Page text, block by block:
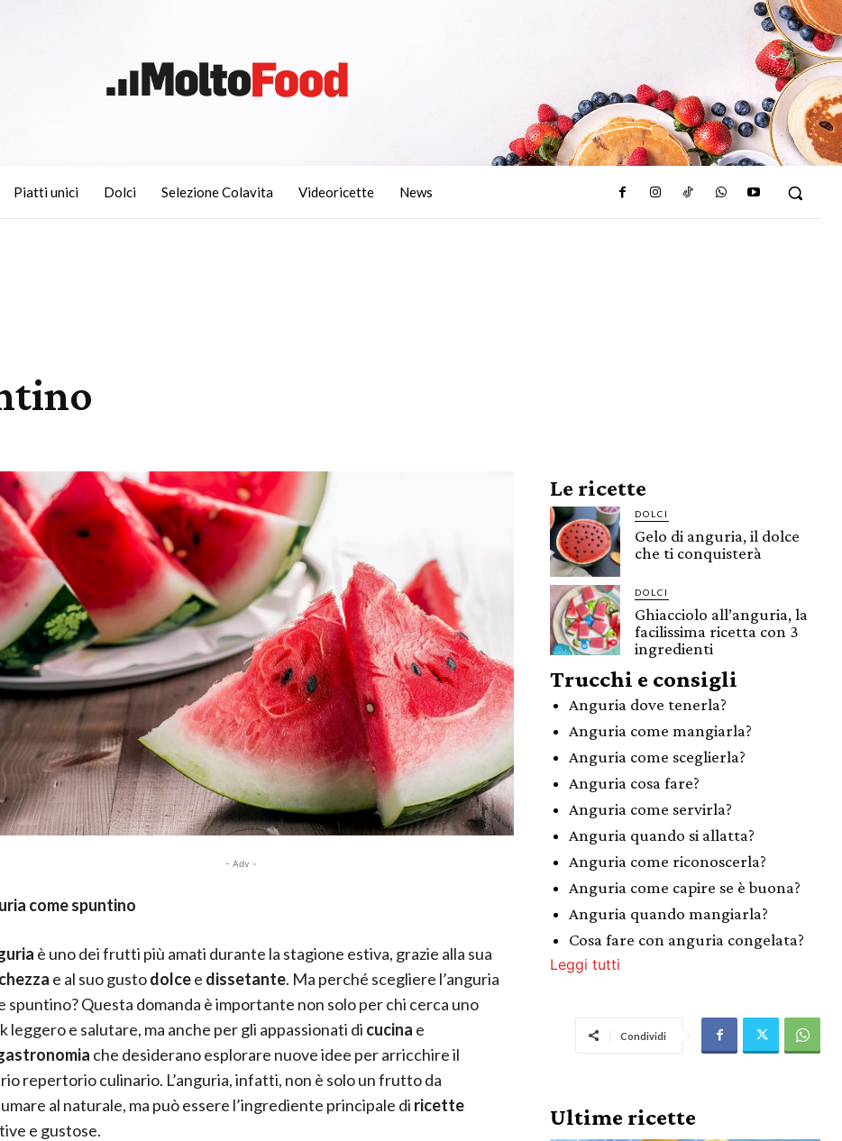
Piatti unici Dolci Selezione Colavita Videoricette News
- Adv -
come spuntino
è uno dei frutti più amati durante la stagione estiva, grazie alla sua
e al suo gustodolcee dissetante. Ma perché scegliere l’anguria
spuntino? Questa domanda è importante non solo per chi cerca uno
leggero e salutare, ma anche per gli appassionati di cucina e
che desiderano esplorare nuove idee per arricchire il
repertorio culinario. L’anguria, infatti, non è solo un frutto da
al naturale, ma può essere l’ingrediente principale di ricette
e gustose.
Le ricette
DOLCI
Gelo di anguria, il dolce
che ti conquisterà
DOLCI
Ghiacciolo all’anguria, la
facilissima ricetta con 3
ingredienti
Trucchi e consigli
Anguria dove tenerla?
Anguria come mangiarla?
Anguria come sceglierla?
Anguria cosa fare?
Anguria come servirla?
Anguria quando si allatta?
Anguria come riconoscerla?
Anguria come capire se è buona?
Anguria quando mangiarla?
Cosa fare con anguria congelata?
Leggi tutti
Condividi
Ultime ricette